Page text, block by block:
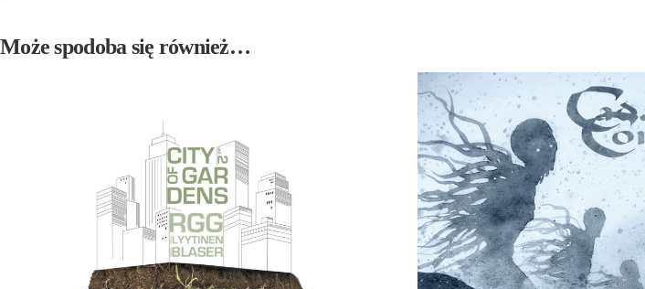
Może spodoba się również…